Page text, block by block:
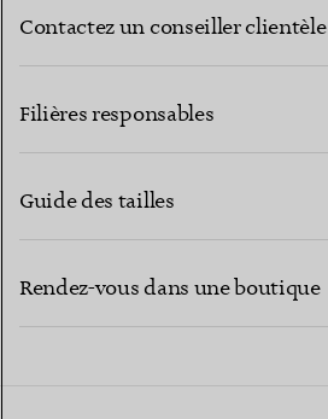
Contactez un conseiller clientèle
Filières responsables
Guide des tailles
Rendez-vous dans une boutique